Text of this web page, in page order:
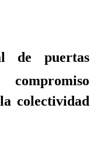
de puertas
colectividad